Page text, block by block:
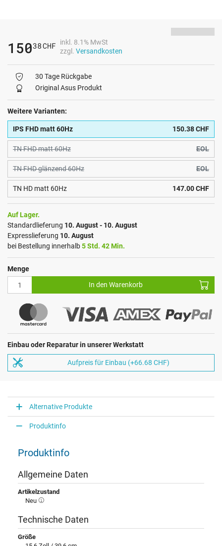
15038CHF
inkl. 8.1% MwSt
zzgl. Versandkosten
30 Tage Rückgabe
Original Asus Produkt
Weitere Varianten:
IPS FHD matt 60Hz 150.38 CHF
TN FHD matt 60Hz EOL
TN FHD glänzend 60Hz EOL
TN HD matt 60Hz 147.00 CHF
Auf Lager.
Standardlieferung 10. August - 10. August
Expresslieferung 10. August
bei Bestellung innerhalb5 Std. 42 Min.
Menge
In den Warenkorb
Einbau oder Reparatur in unserer Werkstatt
Aufpreis für Einbau (+66.68 CHF)
Alternative Produkte
Produktinfo
Produktinfo
Allgemeine Daten
Artikelzustand
Neu
Technische Daten
Größe